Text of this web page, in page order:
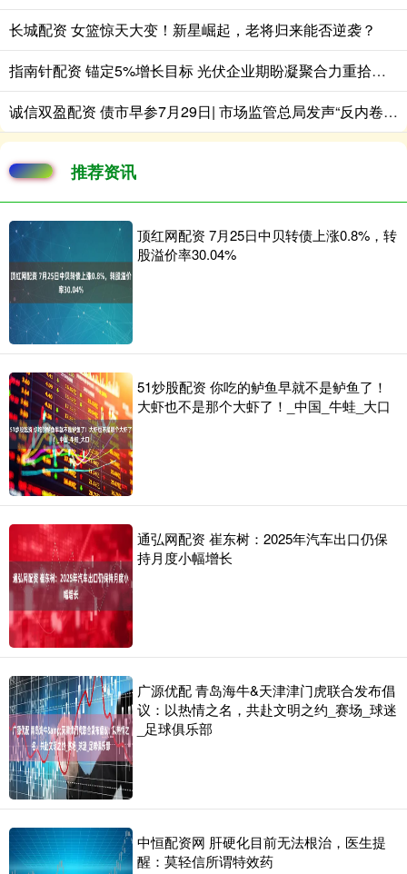
长城配资 女篮惊天大变！新星崛起，老将归来能否逆袭？
指南针配资 锚定5%增长目标 光伏企业期盼凝聚合力重拾增长
诚信双盈配资 债市早参7月29日| 市场监管总局发声“反内卷”，依法依规治理企业劣质低价竞争；时隔近5个月农商行再次抢券超2500亿
推荐资讯
顶红网配资 7月25日中贝转债上涨0.8%，转
股溢价率30.04%
51炒股配资 你吃的鲈鱼早就不是鲈鱼了！
大虾也不是那个大虾了！_中国_牛蛙_大口
通弘网配资 崔东树：2025年汽车出口仍保
持月度小幅增长
广源优配 青岛海牛&天津津门虎联合发布倡
议：以热情之名，共赴文明之约_赛场_球迷
_足球俱乐部
中恒配资网 肝硬化目前无法根治，医生提
醒：莫轻信所谓特效药